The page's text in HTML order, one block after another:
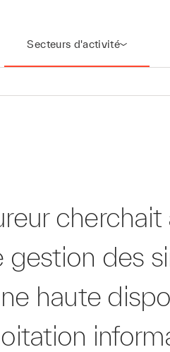
Secteurs d'activité
gestion des
haute